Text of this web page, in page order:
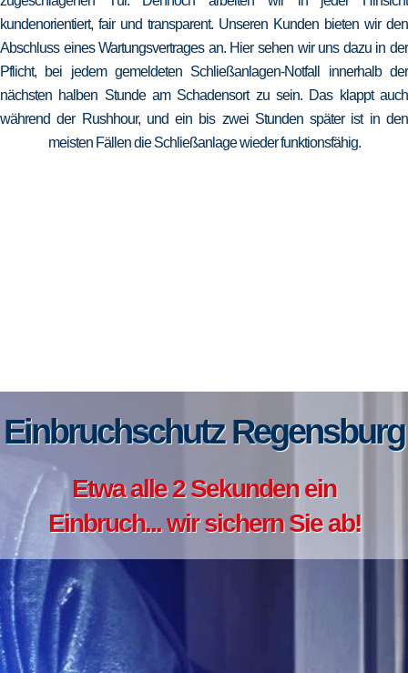
kundenorientiert, fair und transparent. Unseren Kunden bieten wir den
Abschluss eines Wartungsvertrages an. Hier sehen wir uns dazu in der
Pflicht, bei jedem gemeldeten Schließanlagen-Notfall innerhalb der
nächsten halben Stunde am Schadensort zu sein. Das klappt auch
während der Rushhour, und ein bis zwei Stunden später ist in den
meisten Fällen die Schließanlage wieder funktionsfähig.
Einbruchschutz Regensburg
Etwa alle 2 Sekunden ein
Einbruch... wir sichern Sie ab!